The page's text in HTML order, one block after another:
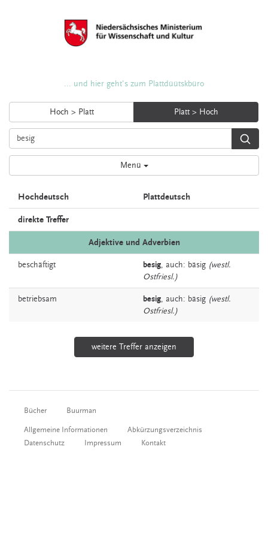
... und hier geht's zum Plattdüütskbüro
Hoch > Platt Platt > Hoch
Menü
Hochdeutsch Plattdeutsch
direkte Treffer
Adjektive und Adverbien
beschäftigt besig, auch: bäsig (westl.
Ostfriesl.)
betriebsam besig, auch: bäsig (westl.
Ostfriesl.)
weitere Treffer anzeigen
Bücher Buurman
Allgemeine Informationen
Abkürzungsverzeichnis
Datenschutz
Impressum Kontakt